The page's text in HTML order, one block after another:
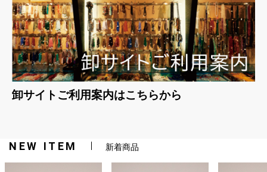
卸サイトご利用案内はこちらから
NEW ITEM 新着商品